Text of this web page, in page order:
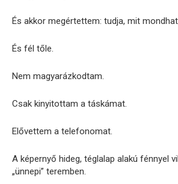
És akkor megértettem: tudja, mit
És fél tőle.
Nem magyarázkodtam.
Csak kinyitottam a táskámat.
Elővettem a telefonomat.
A képernyő hideg, téglalap alakú fénnyel
„ünnepi” teremben.